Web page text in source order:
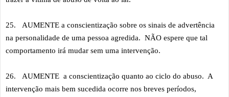
25.
AUMENTE a conscientização sobre os sinais de advertência
na personalidade de uma pessoa agredida. NÃO espere que tal
comportamento irá mudar sem uma intervenção.
26.
AUMENTE a conscientização quanto ao ciclo do abuso. A
intervenção mais bem sucedida ocorre nos breves períodos,